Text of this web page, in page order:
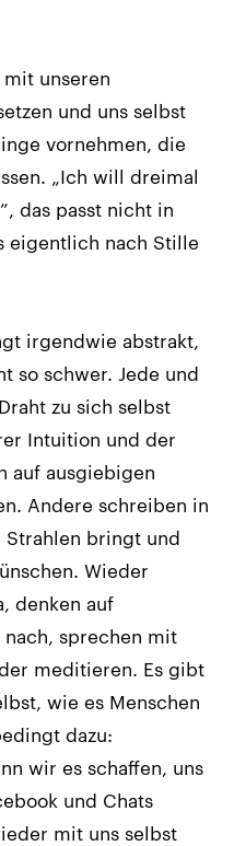
unseren
und uns selbst
vornehmen, die
„Ich will dreimal
das passt nicht in
eigentlich nach Stille
irgendwie abstrakt,
so schwer. Jede und
zu sich selbst
Intuition und der
auf ausgiebigen
Andere schreiben in
Strahlen bringt und
Wieder
denken auf
sprechen mit
meditieren. Es gibt
wie es Menschen
dazu:
wir es schaffen, uns
und Chats
mit uns selbst